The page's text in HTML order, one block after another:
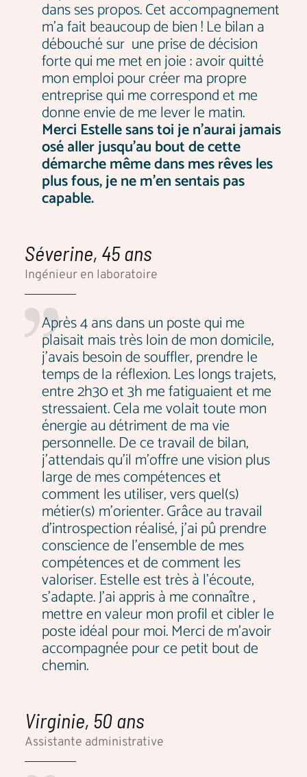
dans ses propos. Cet accompagnement
m’a fait beaucoup de bien ! Le bilan a
débouché sur une prise de décision
forte qui me met en joie : avoir quitté
mon emploi pour créer ma propre
entreprise qui me correspond et me
donne envie de me lever le matin.
Merci Estelle sans toi je n’aurai jamais
osé aller jusqu’au bout de cette
démarche même dans mes rêves les
plus fous, je ne m’en sentais pas
capable.
Séverine, 45 ans
Ingénieur en laboratoire
Après 4 ans dans un poste qui me
plaisait mais très loin de mon domicile,
j'avais besoin de souffler, prendre le
temps de la réflexion. Les longs trajets,
entre 2h30 et 3h me fatiguaient et me
stressaient. Cela me volait toute mon
énergie au détriment de ma vie
personnelle. De ce travail de bilan,
j’attendais qu’il m’offre une vision plus
large de mes compétences et
comment les utiliser, vers quel(s)
métier(s) m’orienter. Grâce au travail
d'introspection réalisé, j'ai pû prendre
conscience de l'ensemble de mes
compétences et de comment les
valoriser. Estelle est très à l'écoute,
s'adapte. J'ai appris à me connaître ,
mettre en valeur mon profil et cibler le
poste idéal pour moi. Merci de m'avoir
accompagnée pour ce petit bout de
chemin.
Virginie, 50 ans
Assistante administrative